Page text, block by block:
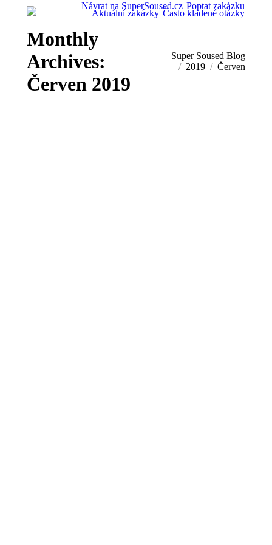
Návrat na SuperSoused.cz Poptat zakázku
Aktuální zakázky Často kladené otázky
Monthly
Archives:
Červen 2019
You are here:
Super Soused Blog
2019
Červen